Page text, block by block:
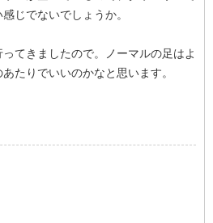
じでないでしょうか。
てきましたので。ノーマルの足はよ
たりでいいのかなと思います。